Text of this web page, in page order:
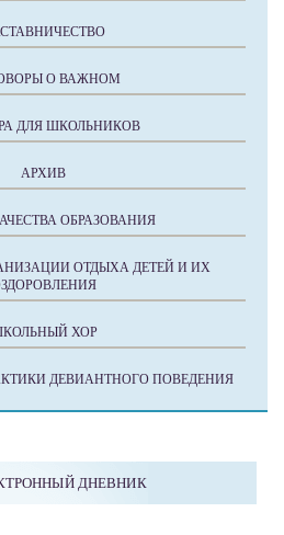
О ВАЖНОМ
ДЛЯ ШКОЛЬНИКОВ
АРХИВ
ОБРАЗОВАНИЯ
ОТДЫХА ДЕТЕЙ И ИХ
ХОР
ДЕВИАНТНОГО ПОВЕДЕНИЯ
ДНЕВНИК